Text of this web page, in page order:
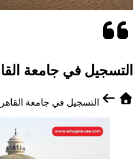
التسجيل في جامعة
التسجيل في جامعة